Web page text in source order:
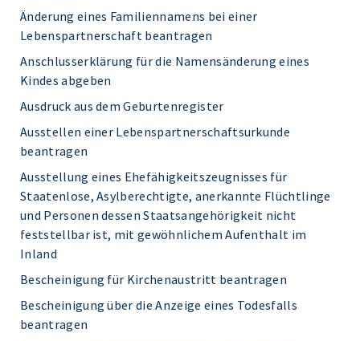
Änderung eines Familiennamens bei einer
Lebenspartnerschaft beantragen
Anschlusserklärung für die Namensänderung eines
Kindes abgeben
Ausdruck aus dem Geburtenregister
Ausstellen einer Lebenspartnerschaftsurkunde
beantragen
Ausstellung eines Ehefähigkeitszeugnisses für
Staatenlose, Asylberechtigte, anerkannte Flüchtlinge
und Personen dessen Staatsangehörigkeit nicht
feststellbar ist, mit gewöhnlichem Aufenthalt im
Inland
Bescheinigung für Kirchenaustritt beantragen
Bescheinigung über die Anzeige eines Todesfalls
beantragen